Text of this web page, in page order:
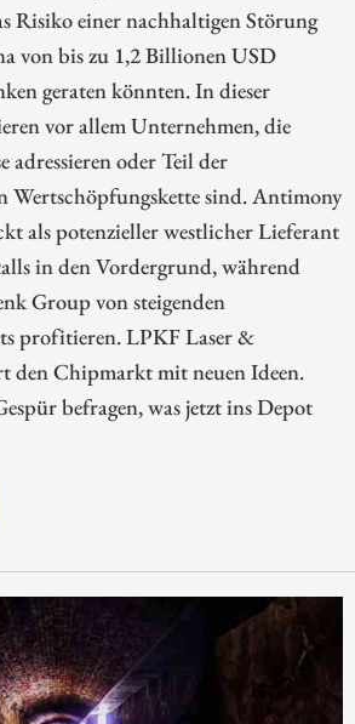
Risiko einer nachhaltigen Störung
von bis zu 1,2 Billionen USD
geraten könnten. In dieser
vor allem Unternehmen, die
adressieren oder Teil der
Wertschöpfungskette sind. Antimony
als potenzieller westlicher Lieferant
in den Vordergrund, während
Group von steigenden
profitieren. LPKF Laser &
den Chipmarkt mit neuen Ideen.
befragen, was jetzt ins Depot